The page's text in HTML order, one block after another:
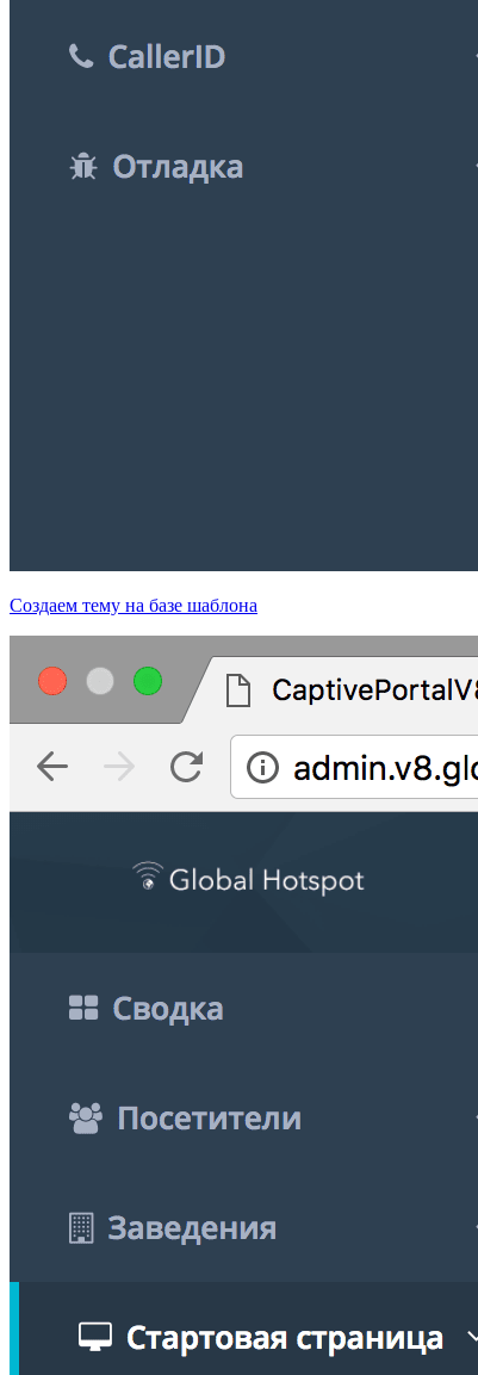
Создаем тему на базе шаблона